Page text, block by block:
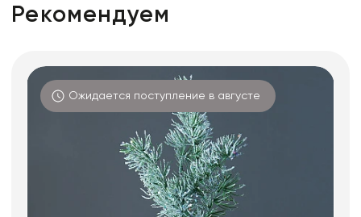
Рекомендуем
Ожидается поступление в августе